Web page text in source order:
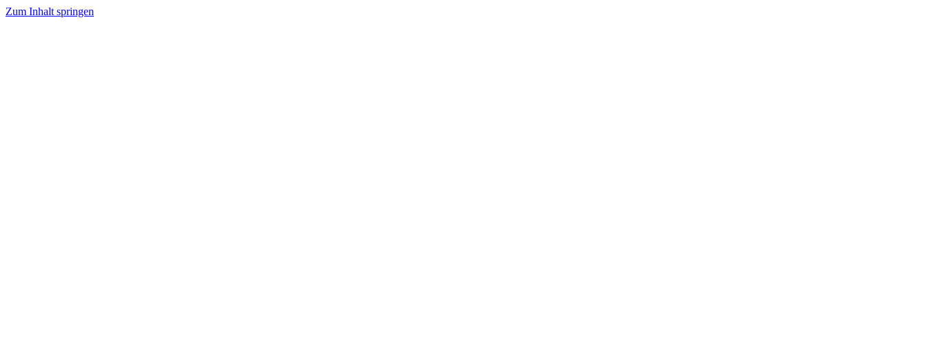
Zum Inhalt springen